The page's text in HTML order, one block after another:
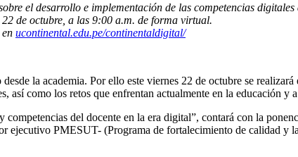
el desarrollo e implementación de las competencias
de octubre, a las 9:00 a.m. de forma virtual.
ucontinental.edu.pe/continentaldigital/
la academia. Por ello este viernes 22 de octubre se
así como los retos que enfrentan actualmente en la educación y
del docente en la era digital”, contará con la
ejecutivo PMESUT- (Programa de fortalecimiento de calidad